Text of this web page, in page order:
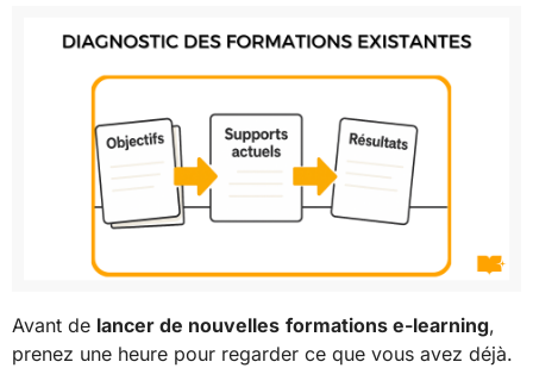
Avant de lancer de nouvelles formations e-learning,
prenez une heure pour regarder ce que vous avez déjà.